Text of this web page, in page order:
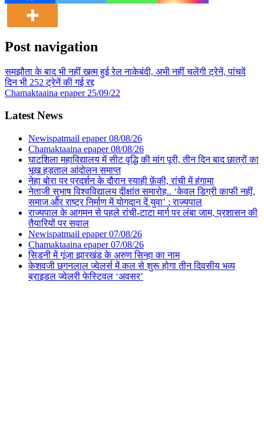
Post navigation
समझौता के बाद भी नहीं खत्म हुई रेल नाकेबंदी, अभी नहीं चलेंगी ट्रेनें, पांचवें
दिन भी 252 ट्रेनें की गई रद्द
Chamaktaaina epaper 25/09/22
Latest News
Newispatmail epaper 08/08/26
Chamaktaaina epaper 08/08/26
घाटशिला महाविद्यालय में सीट वृद्धि की मांग पूरी, तीन दिन बाद छात्रों का
भूख हड़ताल आंदोलन समाप्त
नेहा बोरा पर प्रदर्शन के दौरान स्याही फ़ेंकी, रांची में हंगामा
नेताजी सुभाष विश्वविद्यालय दीक्षांत समारोह.. ‘केवल डिग्री काफी नहीं,
समाज और राष्ट्र निर्माण में योगदान दें युवा’ : राज्यपाल
राज्यपाल के आगमन से पहले रांची-टाटा मार्ग पर लंबा जाम, प्रशासन की
तैयारियों पर सवाल
Newispatmail epaper 07/08/26
Chamaktaaina epaper 07/08/26
सिडनी में गूंजा झारखंड के अरुण सिन्हा का नाम
केशवजी छगनलाल ज्वेलर्स में कल से शुरू होगा तीन दिवसीय भव्य
ब्राइडल ज्वेलरी फेस्टिवल ‘अवसर’